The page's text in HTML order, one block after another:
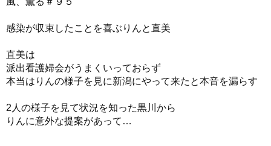
感染が収束したことを喜ぶりんと直美
直美は
派出看護婦会がうまくいっておらず
本当はりんの様子を見に新潟にやって来たと本音を漏らす
2人の様子を見て状況を知った黒川から
りんに意外な提案があって…